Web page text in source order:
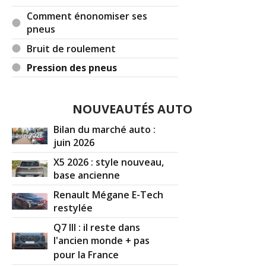
(Votre post sera visible sous le commentaire)
ParMatt(Date : 2020-12-26 14:19:53)
J'ai gonflé les pneus avant de ma megane a 2,7
bars. La norme constructeur est 2,6 bars en mode
eco. Es ce que je peux continuer à les gonfler à
cette pression de 2,7 bars. Merci d'avance.
Il y a2réaction(s) sur ce commentaire :
Par Ray Kourgarou
TOP CONTRIBUTEUR
(2020-12-26 23:08:49) : Je ne vois pas ce que ça
Comment énonomiser ses
pneus
Bruit de roulement
Pression des pneus
NOUVEAUTÉS AUTO
Bilan du marché auto :
juin 2026
X5 2026 : style nouveau,
base ancienne
Renault Mégane E-Tech
restylée
Q7 III : il reste dans
l'ancien monde + pas
pour la France